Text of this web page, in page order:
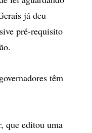
já deu
pré-requisito
têm
que editou uma